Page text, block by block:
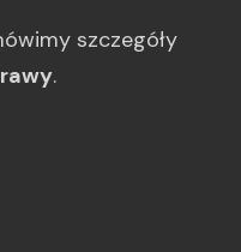
szczegóły
.